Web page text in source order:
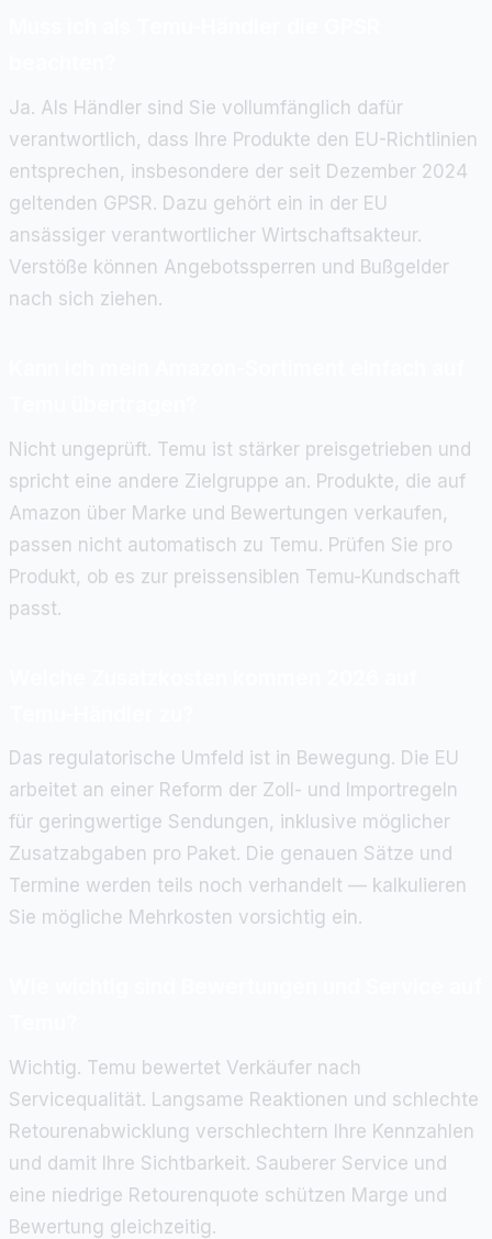
Ja. Als Händler sind Sie vollumfänglich dafür
verantwortlich, dass Ihre Produkte den EU-Richtlinien
entsprechen, insbesondere der seit Dezember 2024
geltenden GPSR. Dazu gehört ein in der EU
ansässiger verantwortlicher Wirtschaftsakteur.
Verstöße können Angebotssperren und Bußgelder
nach sich ziehen.
Nicht ungeprüft. Temu ist stärker preisgetrieben und
spricht eine andere Zielgruppe an. Produkte, die auf
Amazon über Marke und Bewertungen verkaufen,
passen nicht automatisch zu Temu. Prüfen Sie pro
Produkt, ob es zur preissensiblen Temu-Kundschaft
passt.
Das regulatorische Umfeld ist in Bewegung. Die EU
arbeitet an einer Reform der Zoll- und Importregeln
für geringwertige Sendungen, inklusive möglicher
Zusatzabgaben pro Paket. Die genauen Sätze und
Termine werden teils noch verhandelt — kalkulieren
Sie mögliche Mehrkosten vorsichtig ein.
Wichtig. Temu bewertet Verkäufer nach
Servicequalität. Langsame Reaktionen und schlechte
Retourenabwicklung verschlechtern Ihre Kennzahlen
und damit Ihre Sichtbarkeit. Sauberer Service und
eine niedrige Retourenquote schützen Marge und
Bewertung gleichzeitig.